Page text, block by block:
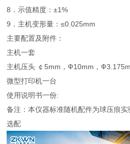
8．示值精度：±1%
9．主机变形量：≤0.025mm
主要配置及附件：
主机一套
主机压头 ￠5mm，Ф10mm，
微型打印机一台
使用说明书一份:
备注：本仪器标准随机配件为球压痕
选配